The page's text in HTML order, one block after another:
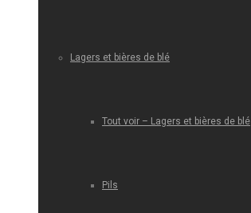
Lagers et bières de blé
Tout voir – Lagers et bières de blé
Pils